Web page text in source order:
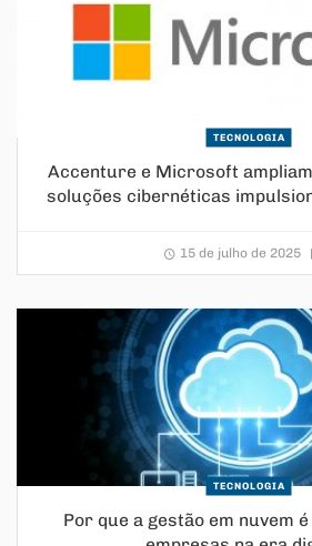
TECNOLOGIA
Accenture e Microsoft
soluções cibernéticas
15 de julho de 2025
TECNOLOGIA
Por que a gestão em nuvem